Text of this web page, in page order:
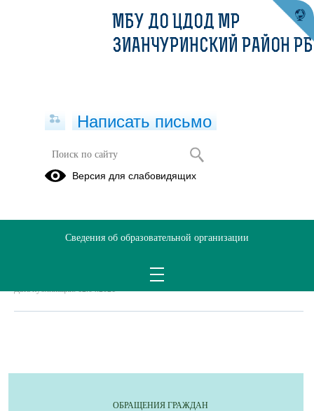
Программа по направлению "Куреш"
ОБРАЩЕНИЯ ГРАЖДАН
МБУ ДО ЦДОД МР
ЗИАНЧУРИНСКИЙ РАЙОН РБ
Написать письмо
Версия для слабовидящих
Сведения об образовательной организации